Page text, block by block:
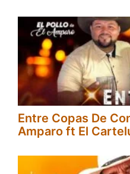
Entre Copas De
Amparo ft El